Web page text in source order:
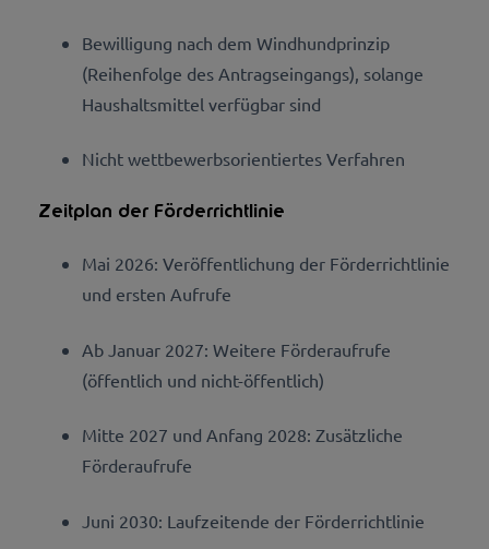
Bewilligung nach dem Windhundprinzip
(Reihenfolge des Antragseingangs), solange
Haushaltsmittel verfügbar sind
Nicht wettbewerbsorientiertes Verfahren
Zeitplan der Förderrichtlinie
Mai 2026: Veröffentlichung der Förderrichtlinie
und ersten Aufrufe
Ab Januar 2027: Weitere Förderaufrufe
(öffentlich und nicht-öffentlich)
Mitte 2027 und Anfang 2028: Zusätzliche
Förderaufrufe
Juni 2030: Laufzeitende der Förderrichtlinie